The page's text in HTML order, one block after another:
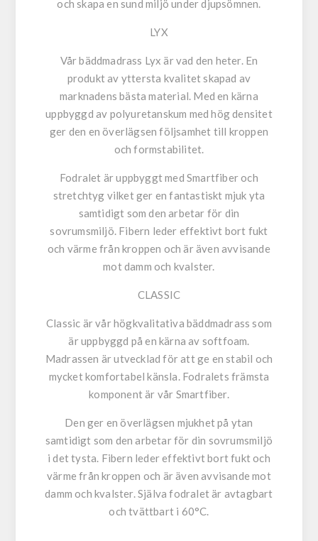
och skapa en sund miljö under djupsömnen.
LYX
Vår bäddmadrass Lyx är vad den heter. En
produkt av yttersta kvalitet skapad av
marknadens bästa material. Med en kärna
uppbyggd av polyuretanskum med hög densitet
ger den en överlägsen följsamhet till kroppen
och formstabilitet.
Fodralet är uppbyggt med Smartfiber och
stretchtyg vilket ger en fantastiskt mjuk yta
samtidigt som den arbetar för din
sovrumsmiljö. Fibern leder effektivt bort fukt
och värme från kroppen och är även avvisande
mot damm och kvalster.
CLASSIC
Classic är vår högkvalitativa bäddmadrass som
är uppbyggd på en kärna av softfoam.
Madrassen är utvecklad för att ge en stabil och
mycket komfortabel känsla. Fodralets främsta
komponent är vår Smartfiber.
Den ger en överlägsen mjukhet på ytan
samtidigt som den arbetar för din sovrumsmiljö
i det tysta. Fibern leder effektivt bort fukt och
värme från kroppen och är även avvisande mot
damm och kvalster. Själva fodralet är avtagbart
och tvättbart i 60°C.